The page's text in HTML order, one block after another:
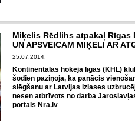
Miķelis Rēdlihs atpakaļ Rīgas
UN APSVEICAM MIĶELI AR
25.07.2014.
Kontinentālās hokeja līgas (KHL)
šodien paziņoja, ka panācis
slēgšanu ar Latvijas izlases
nesen atbrīvots no darba
portāls Nra.lv